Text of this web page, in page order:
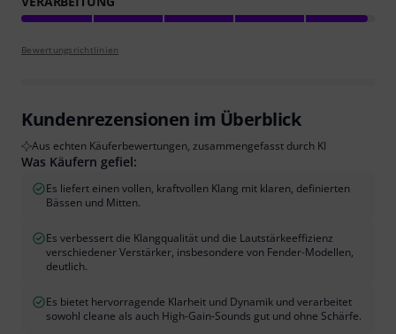
Bewertungsrichtlinien
Kundenrezensionen im Überblick
Aus echten Käuferbewertungen, zusammengefasst durch KI
Was Käufern gefiel:
Es liefert einen vollen, kraftvollen Klang mit klaren, definierten
Bässen und Mitten.
Es verbessert die Klangqualität und die Lautstärkeeffizienz
verschiedener Verstärker, insbesondere von Fender-Modellen,
deutlich.
Es bietet hervorragende Klarheit und Dynamik und verarbeitet
sowohl cleane als auch High-Gain-Sounds gut und ohne Schärfe.